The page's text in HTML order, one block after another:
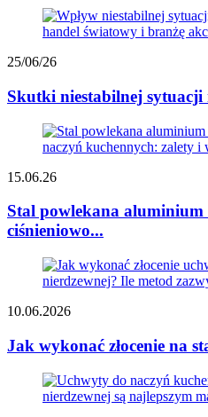
25/06/26
Skutki niestabilnej sytuacji
15.06.26
Stal powlekana
ciśnieniowo...
10.06.2026
Jak wykonać złocenie na